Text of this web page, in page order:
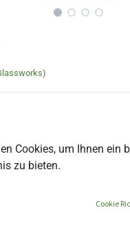
)
Cookies, um Ihnen ein
zu bieten.
Cookie